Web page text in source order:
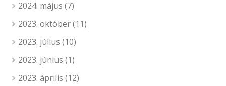
2024. május (7)
2023. október(11)
2023. július (10)
2023. június (1)
2023. április (12)